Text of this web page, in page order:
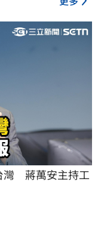
灣　蔣萬安主持工